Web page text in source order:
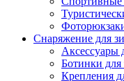
Снаряжение для
Аксессуары
Ботинки
Крепления